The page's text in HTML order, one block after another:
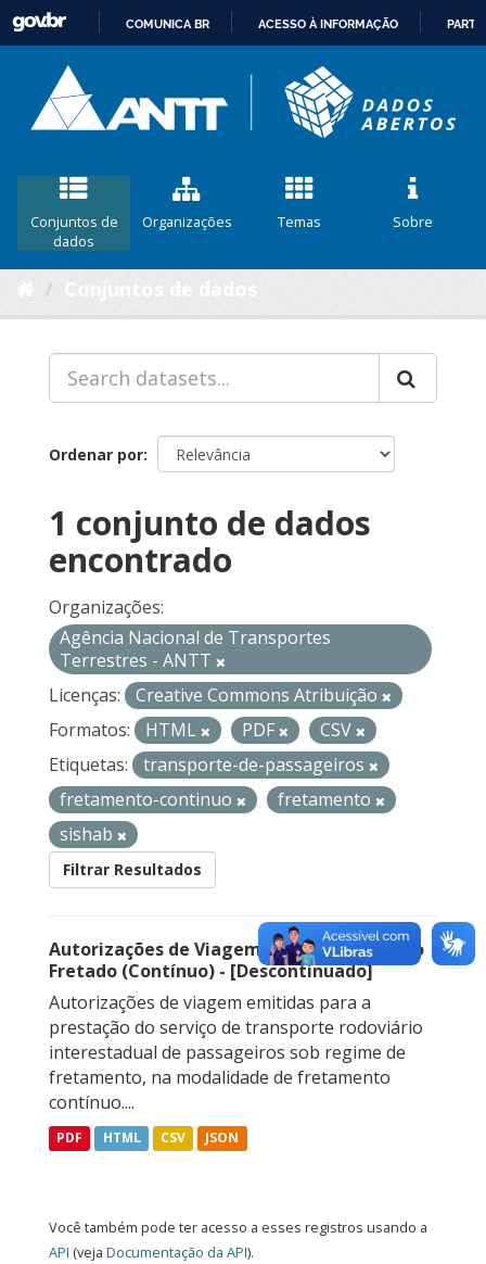
CONTEÚDO
COMUNICA BR ACESSO À INFORMAÇÃO
Conjuntos de
dados
Organizações Temas Sobre
Ordenar por
1 conjunto de dados
encontrado
Organizações:
Agência Nacional de Transportes
Terrestres - ANTT
Licenças:
Creative Commons Atribuição
Formatos:
HTML PDF
CSV
Etiquetas:
transporte-de-passageiros
fretamento-continuo
fretamento
sishab
Filtrar Resultados
Autorizações de Viagem Nacional – Serviço
Fretado (Contínuo) - [Descontinuado]
Autorizações de viagem emitidas para a
prestação do serviço de transporte rodoviário
interestadual de passageiros sob regime de
fretamento, na modalidade de fretamento
contínuo....
PDF HTML CSV JSON
Você também pode ter acesso a esses registros usando a
API (veja Documentação da API).